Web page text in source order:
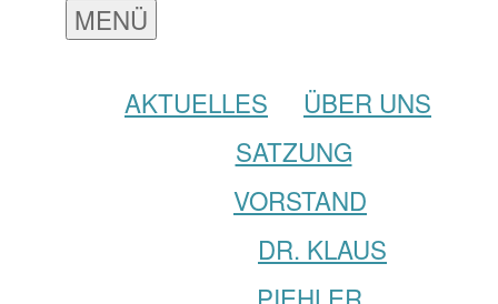
MENÜ
AKTUELLES
ÜBER UNS
SATZUNG
VORSTAND
DR. KLAUS
PIEHLER